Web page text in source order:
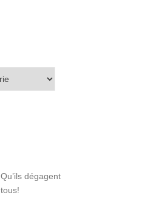
Qu’ils dégagent
tous!